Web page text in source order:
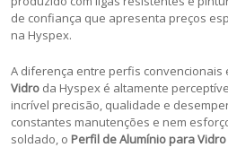
de confiança que apresenta preços
na Hyspex.
A diferença entre perfis convencionais
Vidro da Hyspex é altamente
incrível precisão, qualidade e
constantes manutenções e nem
soldado, o Perfil de Alumínio para Vidro